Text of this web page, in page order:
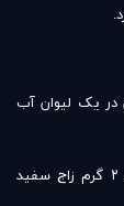
انار را با ۳ گرم دارچین در یک لیوان آب
برای رفع گرفتگی صدا ۳۰ گرم پوست انار را به همراه ۲ گرم زاج سفید